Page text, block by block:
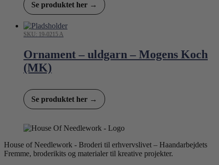
Se produktet her →
SKU: 19-0215 A
Ornament – uldgarn – Mogens Koch
(MK)
Se produktet her →
House of Needlework - Broderi til erhvervslivet – Haandarbejdets
Fremme, broderikits og materialer til kreative projekter.